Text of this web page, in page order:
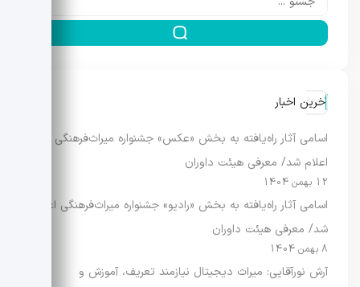
آخرین اخبار
اسامی آثار راه‌یافته به بخش «عکس» جشنواره میراث‌فرهنگی
اعلام شد/ معرفی هیئت داوران
12 بهمن 1404
اسامی آثار راه‌یافته به بخش «رادیو» جشنواره میراث‌فرهنگی اعلام
شد/ معرفی هیئت داوران
8 بهمن 1404
آرش نورآقایی: میراث دیجیتال نیازمند تعریف، آموزش و